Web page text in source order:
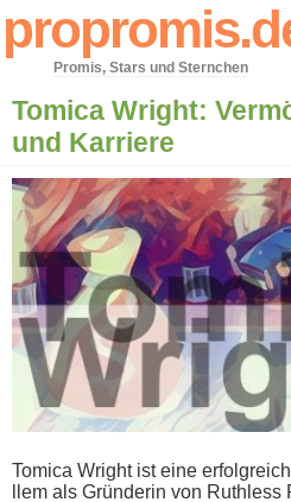
Promis, Stars und Sternchen
Tomica Wright:
und Karriere
Tomica Wright i​st eine
llem als Gründerin v​on